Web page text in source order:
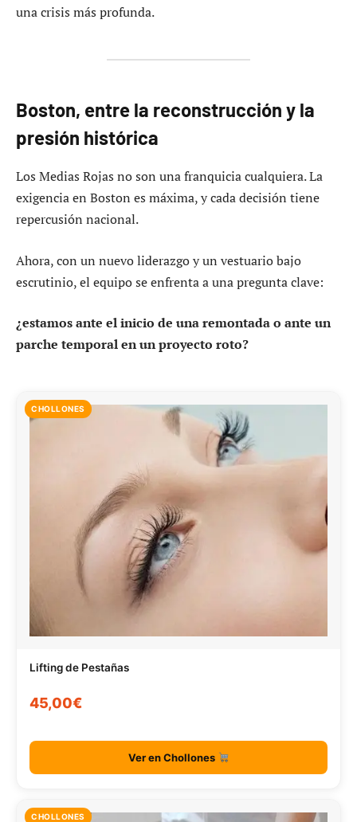
una crisis más profunda.
Boston, entre la reconstrucción y la
presión histórica
Los Medias Rojas no son una franquicia cualquiera. La
exigencia en Boston es máxima, y cada decisión tiene
repercusión nacional.
Ahora, con un nuevo liderazgo y un vestuario bajo
escrutinio, el equipo se enfrenta a una pregunta clave:
¿estamos ante el inicio de una remontada o ante un
parche temporal en un proyecto roto?
CHOLLONES
Lifting de Pestañas
45,00€
Ver en Chollones
CHOLLONES